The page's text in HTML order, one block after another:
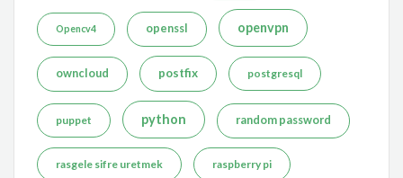
Opencv4 openssl openvpn
owncloud postfix postgresql
puppet python random password
rasgele sifre uretmek raspberry pi